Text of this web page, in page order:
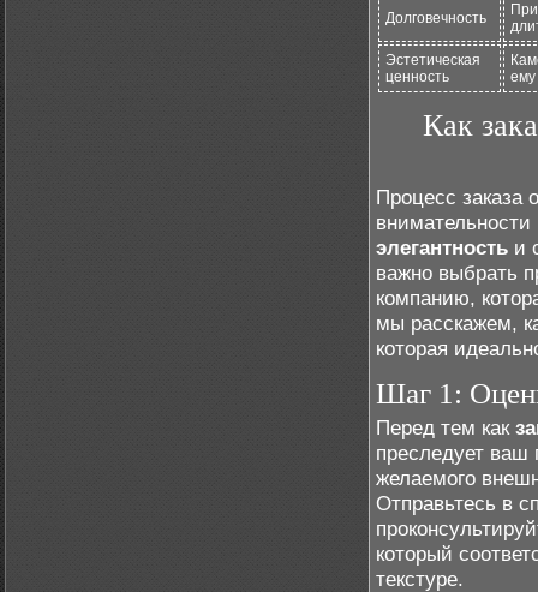
Долговечность
Эстетическая
ценность
ему
Как
Процесс заказа
элегантность и
важно выбрать
компанию,
мы расскажем,
которая
Шаг 1:
Перед тем как
преследует ваш
желаемого
Отправьтесь в
который
текстуре.